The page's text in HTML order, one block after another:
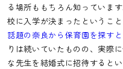
る場所ももちろん知っていま
校に入学が決まったというこ
話題の奈良から保育園を探す
りは続いていたものの、実際
な先生を結婚式に招待すると